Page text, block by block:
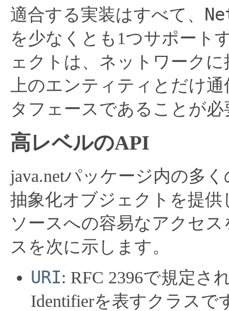
適合する実装はすべて、
を少なくとも1つサポート
ェクトは、ネットワーク
上のエンティティとだけ
タフェースであることが必
高レベルのAPI
java.netパッケージ内の多
抽象化オブジェクトを提
ソースへの容易なアクセ
スを次に示します。
URI: RFC 2396で規定さ
Identifierを表すクラスで